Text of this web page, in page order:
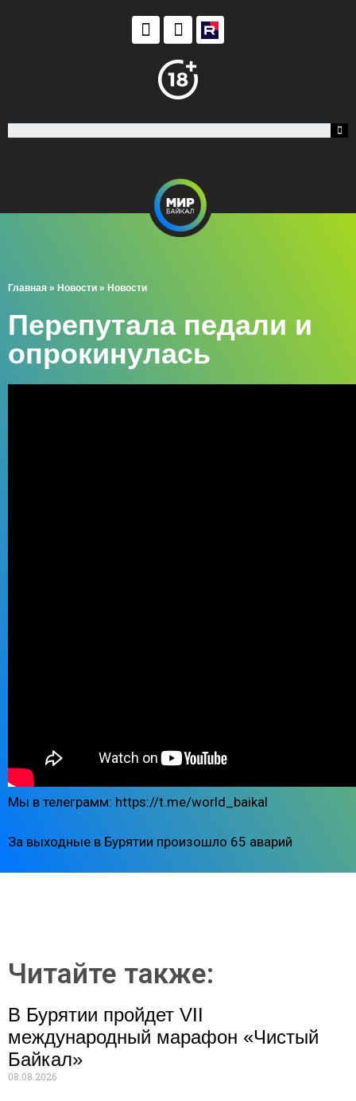
Главная » Новости » Новости
Перепутала педали и
опрокинулась
Мы в телеграмм: https://t.me/world_baikal
За выходные в Бурятии произошло 65 аварий
Читайте также:
В Бурятии пройдет VII
международный марафон «Чистый
Байкал»
08.08.2026